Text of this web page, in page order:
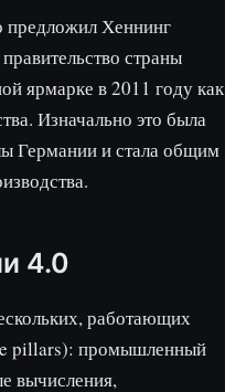
предложил Хеннинг
страны
ярмарке в 2011 году как
Изначально это была
Германии и стала общим
4.0
работающих
pillars): промышленный
вычисления,